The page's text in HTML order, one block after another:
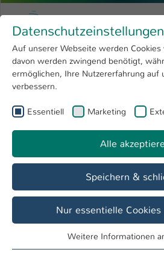
Menu
Research
University
International
Skip to main content
University of Applied
You are here:
Veranstaltungen
Datenschutzeinstellungen
Auf unserer Webseite werden
davon werden zwingend benötigt,
ermöglichen, Ihre Nutzererfahrung auf
verbessern.
Essentiell Marketing
Alle
Speichern &
Nur essentielle Cookies
Essentielle Cookies werden für
Weitere Informationen